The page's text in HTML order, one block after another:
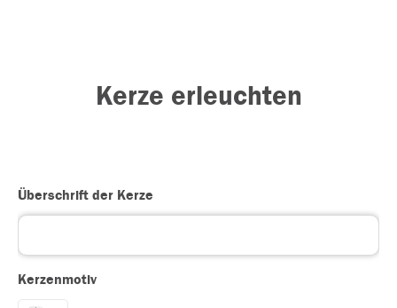
Kerze erleuchten
Überschrift der Kerze
Kerzenmotiv